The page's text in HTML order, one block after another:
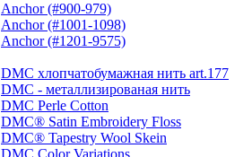
Anchor (#900-979)
Anchor (#1001-1098)
Anchor (#1201-9575)
DMC хлопчатобумажная нить art.177
DMC - металлизированая нить
DMC Perle Cotton
DMC® Satin Embroidery Floss
DMC® Tapestry Wool Skein
DMC Color Variations